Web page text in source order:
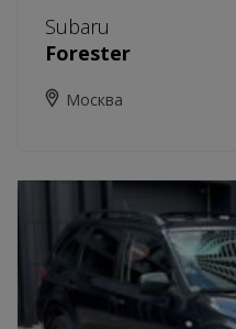
Subaru
Forester
Москва